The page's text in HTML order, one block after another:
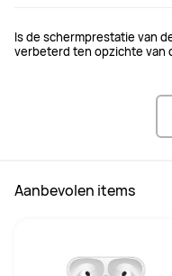
Is de schermprestatie van
verbeterd ten opzichte van
Aanbevolen items